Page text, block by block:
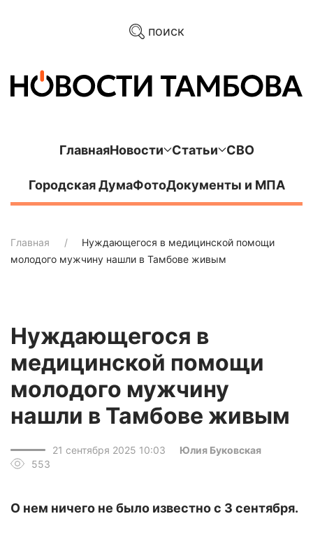
поиск
ГлавнаяНовости Статьи СВО
Городская ДумаФотоДокументы и МПА
Главная
Нуждающегося в медицинской помощи
молодого мужчину нашли в Тамбове живым
Нуждающегося в
медицинской помощи
молодого мужчину
нашли в Тамбове живым
21 сентября 2025 10:03
Юлия Буковская
553
О нем ничего не было известно с 3 сентября.